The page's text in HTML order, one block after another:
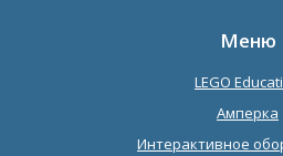
Меню
LEGO
Амперка
Интерактивное